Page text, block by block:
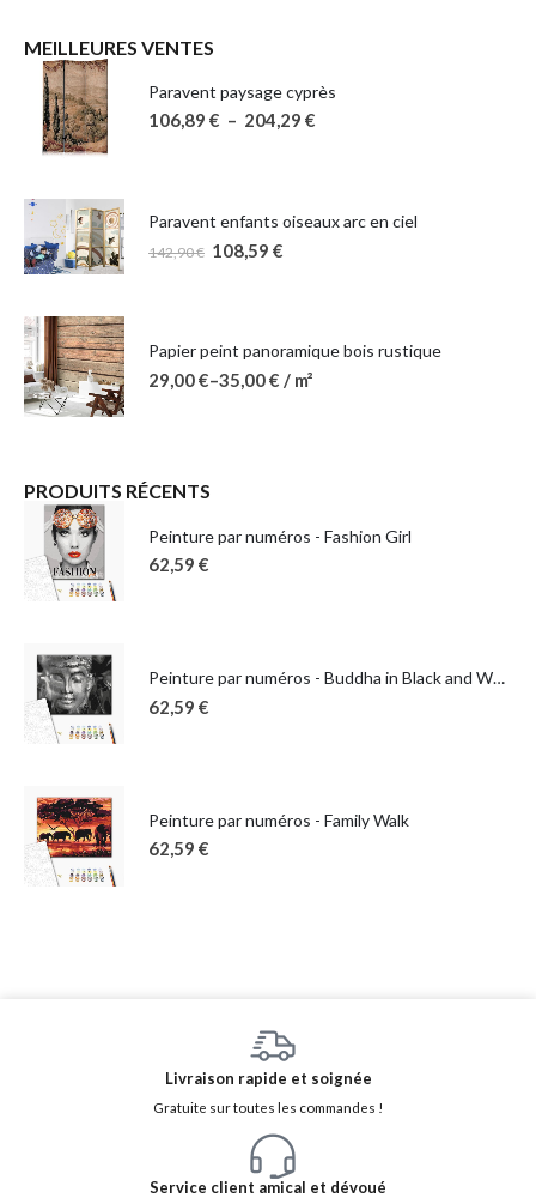
MEILLEURES VENTES
Paravent paysage cyprès
106,89 € – 204,29 €
Paravent enfants oiseaux arc en ciel
142,90€ 108,59 €
Papier peint panoramique bois rustique
29,00€–35,00€ / m²
PRODUITS RÉCENTS
Peinture par numéros - Fashion Girl
62,59 €
Peinture par numéros - Buddha in Black and White
62,59 €
Peinture par numéros - Family Walk
62,59 €
Livraison rapide et soignée
Gratuite sur toutes les commandes !
Service client amical et dévoué